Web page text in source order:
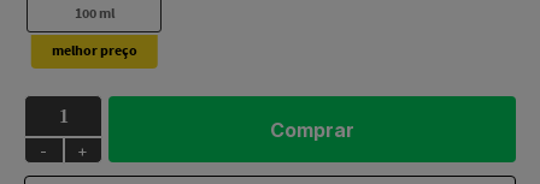
100 ml
- +
Comprar